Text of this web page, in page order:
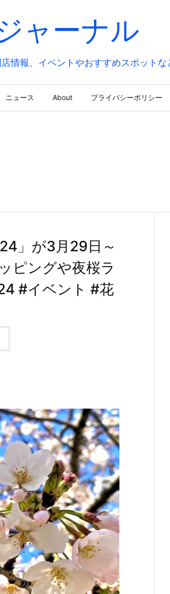
ャーナル
情報、イベントやおすすめスポットな
ニュース About プライバシーポリシー
」が3月29日～
ピングや夜桜ラ
#イベント #花